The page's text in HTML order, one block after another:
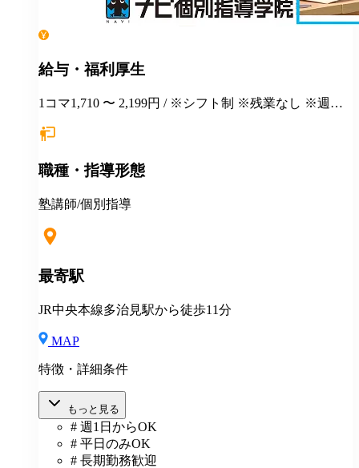
給与・福利厚生
1コマ1,710 〜 2,199円 / ※シフト制 ※残業なし ※週１
等にも別途お支払いします(規定あり) ＊有給休暇あり
度あり⇒グループ会社の割引制度が使えます！ ＊産
あり(社会人講師で月87時間以上の勤務がある方が対
職種・指導形態
塾講師/個別指導
最寄駅
JR中央本線多治見駅から徒歩11分
MAP
特徴・詳細条件
もっと見る
# 週1日からOK
# 平日のみOK
# 長期勤務歓迎